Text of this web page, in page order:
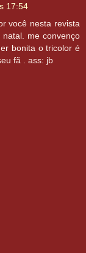
17:54
você nesta revista
me convenço
bonita o tricolor é
fã . ass: jb